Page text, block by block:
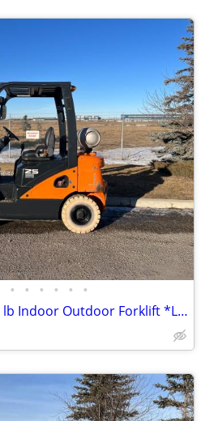
• • • • • •
Doosan G25 - Used 5000 lb Indoor Outdoor Forklift *LOW HOUR*